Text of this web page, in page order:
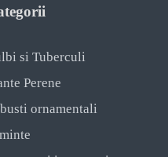
si Tuberculi
Perene
ornamentali